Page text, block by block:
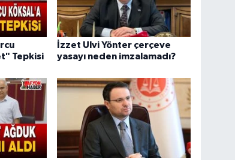
Tepkisi
İzzet Ulvi Yönter çerçeve
yasayı neden imzalamadı?